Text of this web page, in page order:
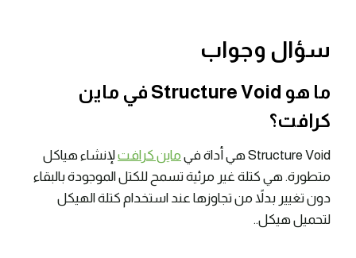
سؤال وجواب
ما هو Structure Void في ماين
كرافت؟
Structure Void هي أداة في ماين كرافتلإنشاء هياكل
متطورة. هي كتلة غير مرئية تسمح للكتل الموجودة بالبقاء
دون تغيير بدلاً من تجاوزها عند استخدام كتلة الهيكل
لتحميل هيكل..